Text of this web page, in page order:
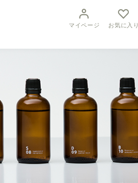
マイページ お気に入り